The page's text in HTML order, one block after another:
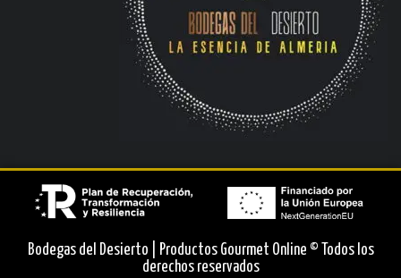
Bodegas del Desierto | Productos Gourmet Online © Todos los
derechos reservados